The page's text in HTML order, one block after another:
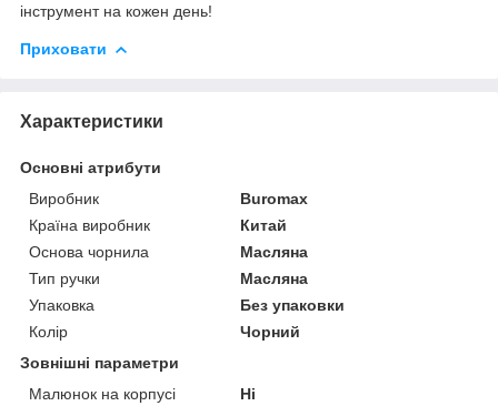
інструмент на кожен день!
Приховати
Характеристики
Основні атрибути
Виробник
Buromax
Країна виробник
Китай
Основа чорнила
Масляна
Тип ручки
Масляна
Упаковка
Без упаковки
Колір
Чорний
Зовнішні параметри
Малюнок на корпусі
Ні